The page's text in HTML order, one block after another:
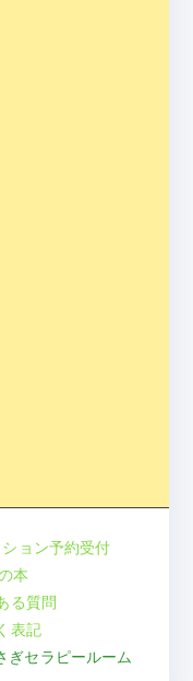
ョン予約受付
本
る質問
表記
セラピールーム